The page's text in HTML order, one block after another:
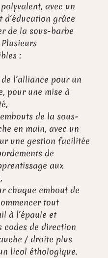
avec un
grâce
de la sous-barbe
:
l’alliance pour un
pour une mise à
de la sous-
en main, avec un
une gestion facilitée
de
aux
chaque embout de
tout
à l’épaule et
codes de direction
/ droite plus
licol éthologique.